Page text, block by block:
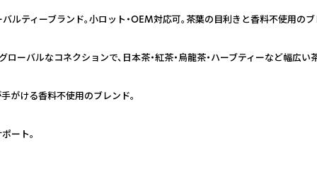
ルティーブランド。小ロット・OEM対応可。茶葉の目利きと香料不使用の
ローバルなコネクションで、日本茶・紅茶・烏龍茶・ハーブティーなど幅広い
がける香料不使用のブレンド。
ート。